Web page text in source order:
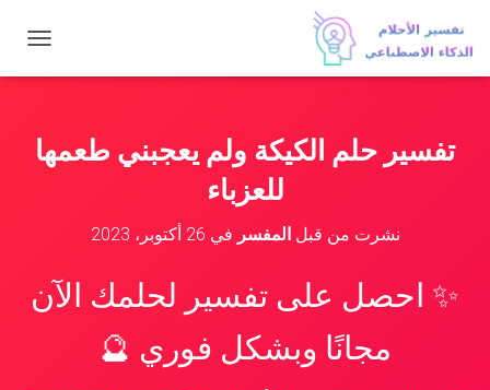
ب
ل
اتفسير حلم الكيكة ولم يعجبني طعمها
للعزباء
نشرت من قبلالمفسر في 26 أكتوبر، 2023
✨ احصل على تفسير لحلمك الآن
مجانًا وبشكل فوري 🔮